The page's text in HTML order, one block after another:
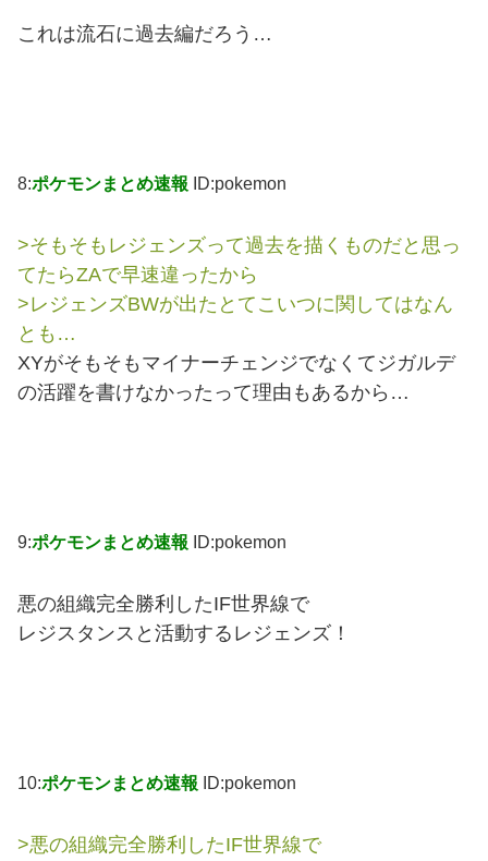
これは流石に過去編だろう…
8:ポケモンまとめ速報 ID:pokemon
>そもそもレジェンズって過去を描くものだと思っ
てたらZAで早速違ったから
>レジェンズBWが出たとてこいつに関してはなん
とも…
XYがそもそもマイナーチェンジでなくてジガルデ
の活躍を書けなかったって理由もあるから…
9:ポケモンまとめ速報 ID:pokemon
悪の組織完全勝利したIF世界線で
レジスタンスと活動するレジェンズ！
10:ポケモンまとめ速報 ID:pokemon
>悪の組織完全勝利したIF世界線で